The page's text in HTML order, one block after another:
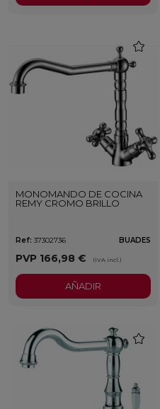
MONOMANDO DE COCINA
REMY CROMO BRILLO
Ref: 37302736 BUADES
PVP 166,98 € (IVA incl.)
AÑADIR